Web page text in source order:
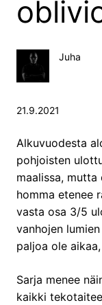
Juha
21.9.2021
Alkuvuodesta
pohjoisten
maalissa, mutta
homma etenee
vasta osa 3/5
vanhojen
paljoa ole
Sarja menee
kaikki